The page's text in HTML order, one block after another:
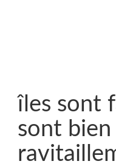
îles sont
sont bien